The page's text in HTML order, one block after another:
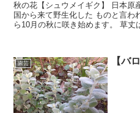
秋の花【シュウメイギク】 日本原産の花ではなくて、古い時代に中
国から来て野生化した ものと言われています。 花の時期は、9月か
ら10月の秋に咲き始めます。 草丈は、50ｃｍから1ｍで、地下茎を良
園芸 【バ